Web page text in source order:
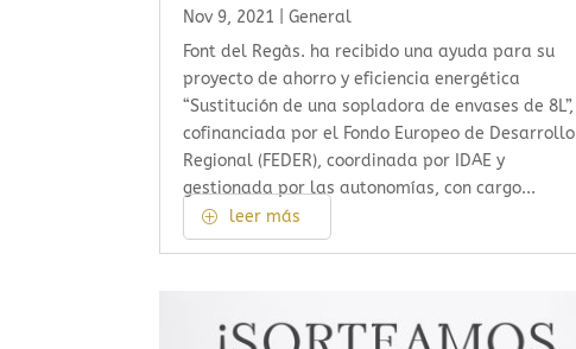
Nov 9, 2021 |General
Font del Regàs. ha recibido una ayuda para su
proyecto de ahorro y eficiencia energética
“Sustitución de una sopladora de envases de 8L”,
cofinanciada por el Fondo Europeo de Desarrollo
Regional (FEDER), coordinada por IDAE y
gestionada por las autonomías, con cargo...
leer más